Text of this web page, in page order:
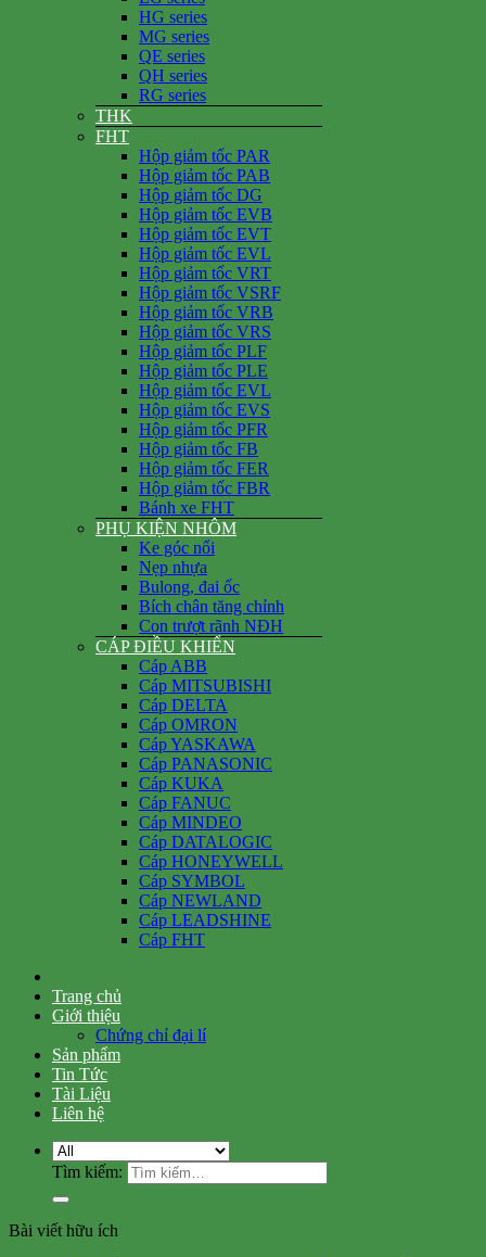
HG series
MG series
QE series
QH series
RG series
THK
FHT
Hộp giảm tốc PAR
Hộp giảm tốc PAB
Hộp giảm tốc DG
Hộp giảm tốc EVB
Hộp giảm tốc EVT
Hộp giảm tốc EVL
Hộp giảm tốc VRT
Hộp giảm tốc VSRF
Hộp giảm tốc VRB
Hộp giảm tốc VRS
Hộp giảm tốc PLF
Hộp giảm tốc PLE
Hộp giảm tốc EVL
Hộp giảm tốc EVS
Hộp giảm tốc PFR
Hộp giảm tốc FB
Hộp giảm tốc FER
Hộp giảm tốc FBR
Bánh xe FHT
PHỤ KIỆN NHÔM
Ke góc nổi
Nẹp nhựa
Bulong, đai ốc
Bích chân tăng chỉnh
Con trượt rãnh NĐH
CÁP ĐIỀU KHIỂN
Cáp ABB
Cáp MITSUBISHI
Cáp DELTA
Cáp OMRON
Cáp YASKAWA
Cáp PANASONIC
Cáp KUKA
Cáp FANUC
Cáp MINDEO
Cáp DATALOGIC
Cáp HONEYWELL
Cáp SYMBOL
Cáp NEWLAND
Cáp LEADSHINE
Cáp FHT
Trang chủ
Giới thiệu
Chứng chỉ đại lí
Sản phẩm
Tin Tức
Tài Liệu
Liên hệ
Tìm kiếm:
Bài viết hữu ích